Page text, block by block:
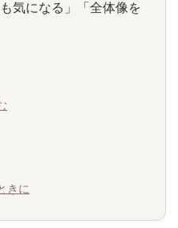
気になる」「全体像を
きに